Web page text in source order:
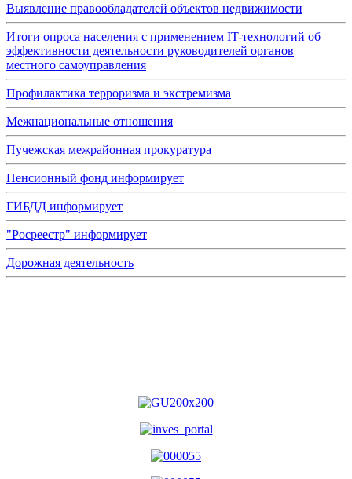
Выявление правообладателей объектов недвижимости
Итоги опроса населения с применением IT-технологий об
эффективности деятельности руководителей органов
местного самоуправления
Профилактика терроризма и экстремизма
Межнациональные отношения
Пучежская межрайонная прокуратура
Пенсионный фонд информирует
ГИБДД информирует
"Росреестр" информирует
Дорожная деятельность